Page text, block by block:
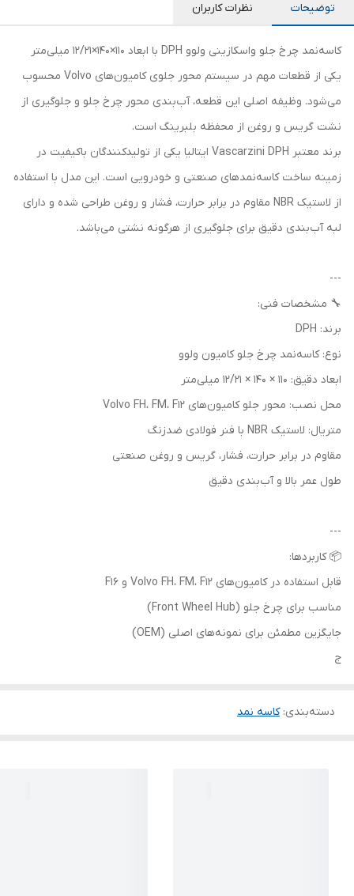
توضیحات نظرات کاربران
کاسه‌نمد چرخ جلو واسکازینی ولوو DPH با ابعاد 110×140×12/21 میلی‌متر
یکی از قطعات مهم در سیستم محور جلوی کامیون‌های Volvo محسوب
می‌شود. وظیفه اصلی این قطعه، آب‌بندی محور چرخ جلو و جلوگیری از
نشت گریس و روغن از محفظه بلبرینگ است.
برند معتبر Vascarzini DPH ایتالیا یکی از تولیدکنندگان باکیفیت در
زمینه ساخت کاسه‌نمدهای صنعتی و خودرویی است. این مدل با استفاده
از لاستیک NBR مقاوم در برابر حرارت، فشار و روغن طراحی شده و دارای
لبه آب‌بندی دقیق برای جلوگیری از هرگونه نشتی می‌باشد.
---
🔧 مشخصات فنی:
برند: DPH
نوع: کاسه‌نمد چرخ جلو کامیون ولوو
ابعاد دقیق: 110 × 140 × 12/21 میلی‌متر
محل نصب: محور جلو کامیون‌های Volvo FH، FM، F12
متریال: لاستیک NBR با فنر فولادی ضدزنگ
مقاوم در برابر حرارت، فشار، گریس و روغن صنعتی
طول عمر بالا و آب‌بندی دقیق
---
📦 کاربردها:
قابل استفاده در کامیون‌های Volvo FH، FM، F12 و F16
مناسب برای چرخ جلو (Front Wheel Hub)
جایگزین مطمئن برای نمونه‌های اصلی (OEM)
ج
دسته‌بندی:کاسه نمد